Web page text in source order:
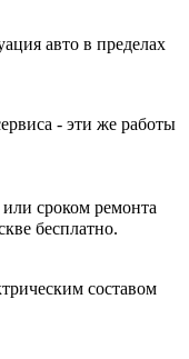
авто в пределах
- эти же работы
сроком ремонта
бесплатно.
составом